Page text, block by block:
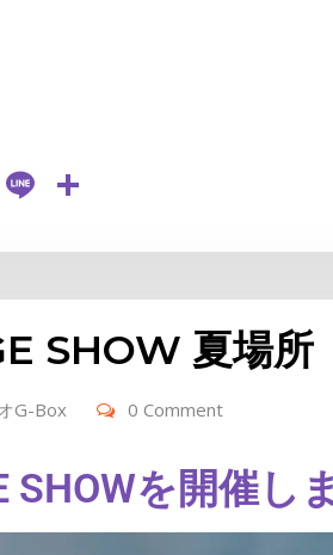
Copy
Line
SHOW 夏場所
G-Box 0 Comment
SHOWを開催し